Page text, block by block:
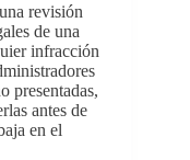
revisión
de una
infracción
presentadas,
antes de
en el